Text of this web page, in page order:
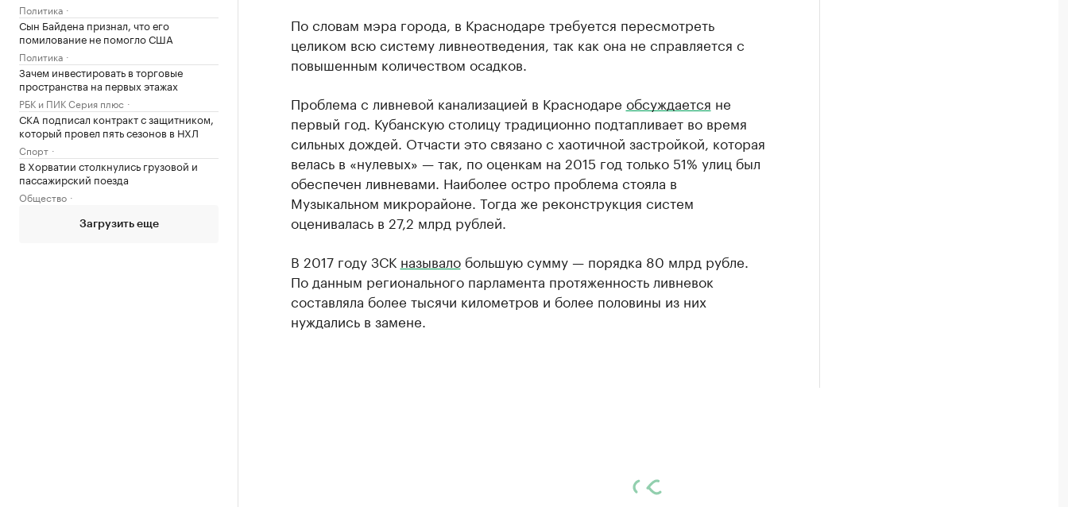
Политика
Сын Байдена признал, что его
помилование не помогло США
Политика
Зачем инвестировать в торговые
пространства на первых этажах
РБК и ПИК Серия плюс
СКА подписал контракт с защитником,
который провел пять сезонов в НХЛ
Спорт
В Хорватии столкнулись грузовой и
пассажирский поезда
Общество
Загрузить еще
По словам мэра города, в Краснодаре требуется пересмотреть
целиком всю систему ливнеотведения, так как она не справляется с
повышенным количеством осадков.
Проблема с ливневой канализацией в Краснодаре обсуждается не
первый год. Кубанскую столицу традиционно подтапливает во время
сильных дождей. Отчасти это связано с хаотичной застройкой, которая
велась в «нулевых» — так, по оценкам на 2015 год только 51% улиц был
обеспечен ливневами. Наиболее остро проблема стояла в
Музыкальном микрорайоне. Тогда же реконструкция систем
оценивалась в 27,2 млрд рублей.
В 2017 году ЗСК называлобольшую сумму — порядка 80 млрд рубле.
По данным регионального парламента протяженность ливневок
составляла более тысячи километров и более половины из них
нуждались в замене.